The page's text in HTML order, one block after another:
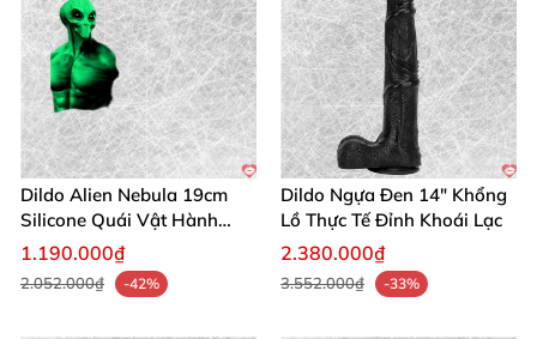
Dildo Alien Nebula 19cm
Silicone Quái Vật Hành
Tinh
1.190.000₫
2.052.000₫ -42%
Dildo Ngựa Đen 14" Khổng
Lồ Thực Tế Đỉnh Khoái Lạc
2.380.000₫
3.552.000₫ -33%